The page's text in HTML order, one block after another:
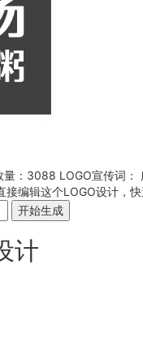
量：3088 LOGO宣传词：
编辑这个LOGO设计，
开始生成
计